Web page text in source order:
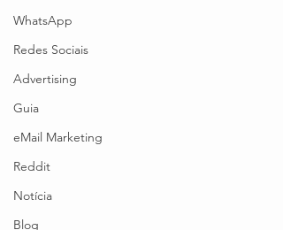
WhatsApp
Redes Sociais
Advertising
Guia
eMail Marketing
Reddit
Notícia
Blog